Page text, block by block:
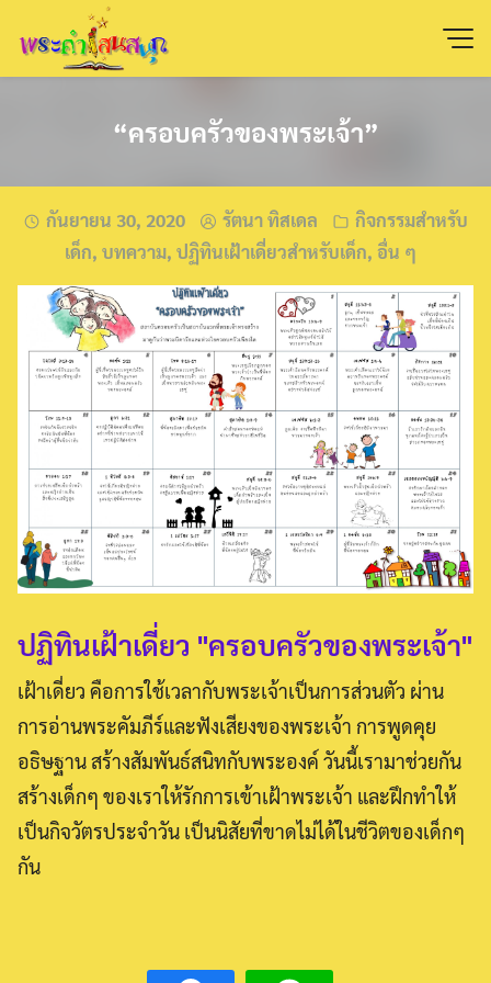
content
Search
for:
“ครอบครัวของพระเจ้า”
กันยายน 30, 2020 รัตนา ทิสเดล
กิจกรรมสำหรับ
เด็ก, บทความ, ปฏิทินเฝ้าเดี่ยวสำหรับเด็ก, อื่น ๆ
ปฏิทินเฝ้าเดี่ยว "ครอบครัวของพระเจ้า"
เฝ้าเดี่ยว คือการใช้เวลากับพระเจ้าเป็นการส่วนตัว ผ่าน
การอ่านพระคัมภีร์และฟังเสียงของพระเจ้า การพูดคุย
อธิษฐาน สร้างสัมพันธ์สนิทกับพระองค์ วันนี้เรามาช่วยกัน
สร้างเด็กๆ ของเราให้รักการเข้าเฝ้าพระเจ้า และฝึกทำให้
เป็นกิจวัตรประจำวัน เป็นนิสัยที่ขาดไม่ได้ในชีวิตของเด็กๆ
กัน